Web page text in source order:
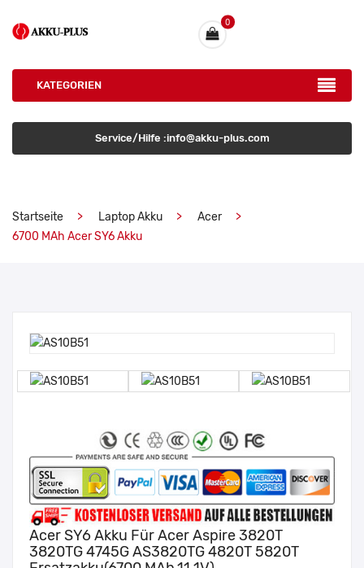
0
KATEGORIEN
Service/Hilfe :info@akku-plus.com
Startseite Laptop Akku
Acer
6700 MAh Acer SY6 Akku
Acer SY6 Akku Für Acer Aspire 3820T
3820TG 4745G AS3820TG 4820T 5820T